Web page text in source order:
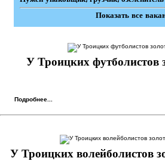
Показать все
У Троицких футболистов
Подробнее...
У Троицких волейболистов